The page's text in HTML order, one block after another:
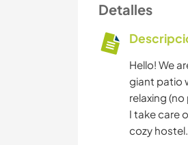
Detalles
Hello! We
giant patio
relaxing
I take care
cozy hostel.